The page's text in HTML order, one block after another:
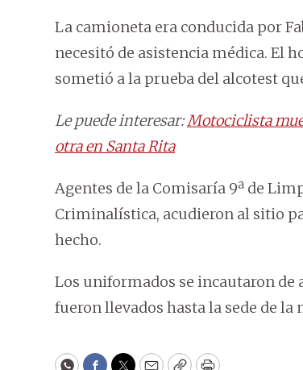
La camioneta era conducida por
necesitó de asistencia médica. El
sometió a la prueba del alcotest
Le puede interesar:Motociclista
otra en Santa Rita
Agentes de la Comisaría 9ª de
Criminalística, acudieron al sitio
hecho.
Los uniformados se incautaron de
fueron llevados hasta la sede de